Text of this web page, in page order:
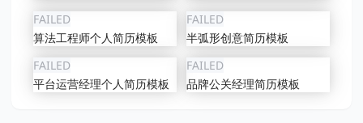
FAILED
算法工程师个人简历模板
FAILED
半弧形创意简历模板
FAILED
平台运营经理个人简历模板
FAILED
品牌公关经理简历模板